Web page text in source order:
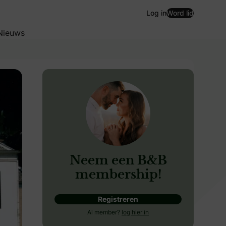
Log inWord lid
kasteel of landgoed van Nederland. De prijs
Neem een B&B
membership!
Registreren
Al member? log hier in